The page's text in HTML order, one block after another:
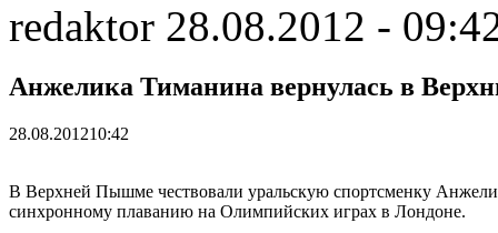
redaktor 28.08.2012 -
Анжелика Тиманина вернулась в
28.08.201210:42
В Верхней Пышме чествовали уральскую спортсменку
синхронному плаванию на Олимпийских играх в Лондоне.